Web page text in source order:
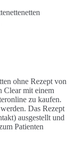
ohne Rezept von
Clear mit einem
zu kaufen.
Das Rezept
ausgestellt und
Patienten